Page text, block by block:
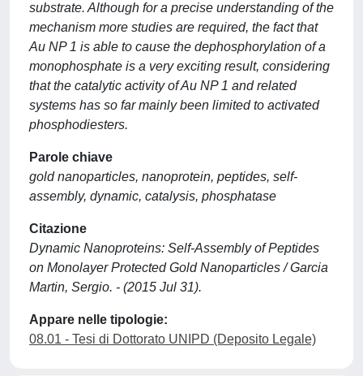
substrate. Although for a precise understanding of the
mechanism more studies are required, the fact that
Au NP 1 is able to cause the dephosphorylation of a
monophosphate is a very exciting result, considering
that the catalytic activity of Au NP 1 and related
systems has so far mainly been limited to activated
phosphodiesters.
Parole chiave
gold nanoparticles, nanoprotein, peptides, self-
assembly, dynamic, catalysis, phosphatase
Citazione
Dynamic Nanoproteins: Self-Assembly of Peptides
on Monolayer Protected Gold Nanoparticles / Garcia
Martin, Sergio. - (2015 Jul 31).
Appare nelle tipologie:
08.01 - Tesi di Dottorato UNIPD (Deposito Legale)